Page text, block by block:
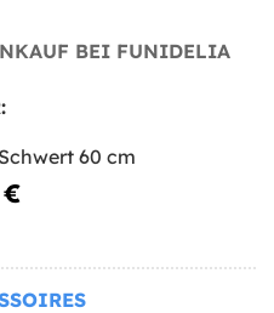
BEI FUNIDELIA
60 cm